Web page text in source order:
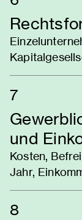
7
und
Kosten,
Jahr,
8